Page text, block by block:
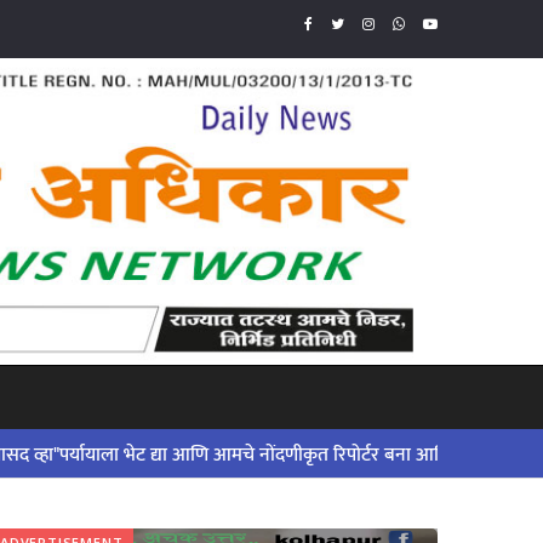
भेट द्या आणि आमचे नोंदणीकृत रिपोर्टर बना आणि आमच्या कार्यात सहभागी